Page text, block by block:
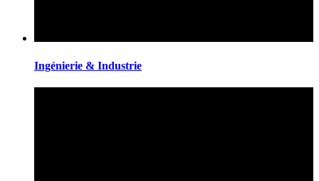
Ingénierie & Industrie